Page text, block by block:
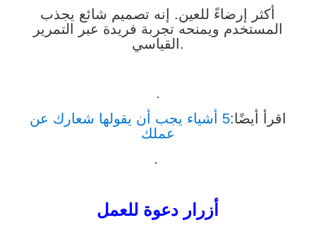
أكثر إرضاءً للعين. إنه تصميم شائع يجذب
المستخدم ويمنحه تجربة فريدة عبر التمرير
القياسي.
.
اقرأ أيضًا:
5 أشياء يجب أن يقولها شعارك عن
عملك
.
أزرار دعوة للعمل